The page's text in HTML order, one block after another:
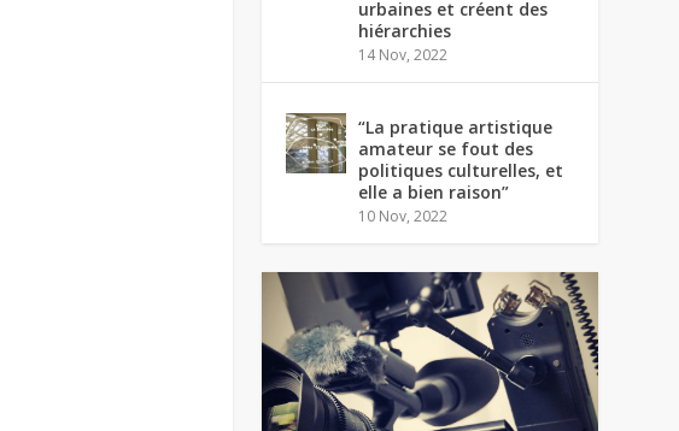
urbaines et créent des
hiérarchies
14 Nov, 2022
“La pratique artistique
amateur se fout des
politiques culturelles, et
elle a bien raison”
10 Nov, 2022